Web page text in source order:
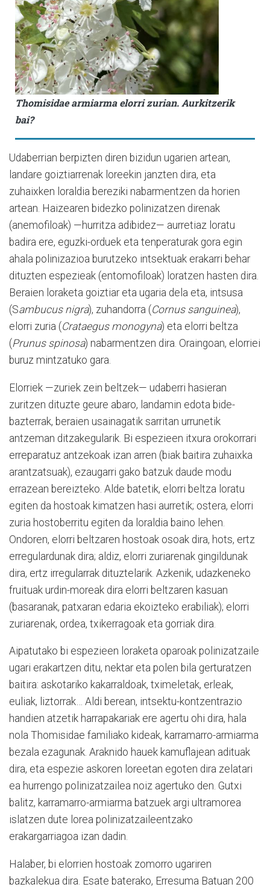
Thomisidae armiarma elorri zurian. Aurkitzerik
bai?
Udaberrian berpizten diren bizidun ugarien artean,
landare goiztiarrenak loreekin janzten dira, eta
zuhaixken loraldia bereziki nabarmentzen da horien
artean. Haizearen bidezko polinizatzen direnak
(anemofiloak) —hurritza adibidez— aurretiaz loratu
badira ere, eguzki-orduek eta tenperaturak gora egin
ahala polinizazioa burutzeko intsektuak erakarri behar
dituzten espezieak (entomofiloak) loratzen hasten dira.
Beraien loraketa goiztiar eta ugaria dela eta, intsusa
(Sambucus nigra), zuhandorra (Cornus sanguinea),
elorri zuria (Crataegus monogyna) eta elorri beltza
(Prunus spinosa) nabarmentzen dira. Oraingoan, elorriei
buruz mintzatuko gara.
Elorriek —zuriek zein beltzek— udaberri hasieran
zuritzen dituzte geure abaro, landamin edota bide-
bazterrak, beraien usainagatik sarritan urrunetik
antzeman ditzakegularik. Bi espezieen itxura orokorrari
erreparatuz antzekoak izan arren (biak baitira zuhaixka
arantzatsuak), ezaugarri gako batzuk daude modu
errazean bereizteko. Alde batetik, elorri beltza loratu
egiten da hostoak kimatzen hasi aurretik; ostera, elorri
zuria hostoberritu egiten da loraldia baino lehen.
Ondoren, elorri beltzaren hostoak osoak dira, hots, ertz
erregulardunak dira; aldiz, elorri zuriarenak gingildunak
dira, ertz irregularrak dituztelarik. Azkenik, udazkeneko
fruituak urdin-moreak dira elorri beltzaren kasuan
(basaranak, patxaran edaria ekoizteko erabiliak); elorri
zuriarenak, ordea, txikerragoak eta gorriak dira.
Aipatutako bi espezieen loraketa oparoak polinizatzaile
ugari erakartzen ditu, nektar eta polen bila gerturatzen
baitira: askotariko kakarraldoak, tximeletak, erleak,
euliak, liztorrak… Aldi berean, intsektu-kontzentrazio
handien atzetik harrapakariak ere agertu ohi dira, hala
nola Thomisidae familiako kideak, karramarro-armiarma
bezala ezagunak. Araknido hauek kamuflajean adituak
dira, eta espezie askoren loreetan egoten dira zelatari
ea hurrengo polinizatzailea noiz agertuko den. Gutxi
balitz, karramarro-armiarma batzuek argi ultramorea
islatzen dute lorea polinizatzaileentzako
erakargarriagoa izan dadin.
Halaber, bi elorrien hostoak zomorro ugariren
bazkalekua dira. Esate baterako, Erresuma Batuan 200